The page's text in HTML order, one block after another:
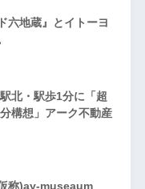
六地蔵』とイトーヨ
北・駅歩1分に「超
構想」アーク不動産
称)ay-museaum